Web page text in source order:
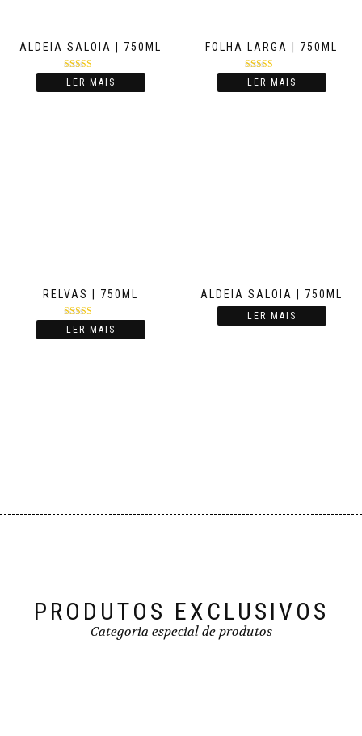
ALDEIA SALOIA | 750ML
Avaliação
4.00 de 5
LER MAIS
FOLHA LARGA | 750ML
Avaliação
4.00 de 5
LER MAIS
RELVAS | 750ML
Avaliação
4.17 de 5
LER MAIS
ALDEIA SALOIA | 750ML
LER MAIS
PRODUTOS EXCLUSIVOS
Categoria especial de produtos